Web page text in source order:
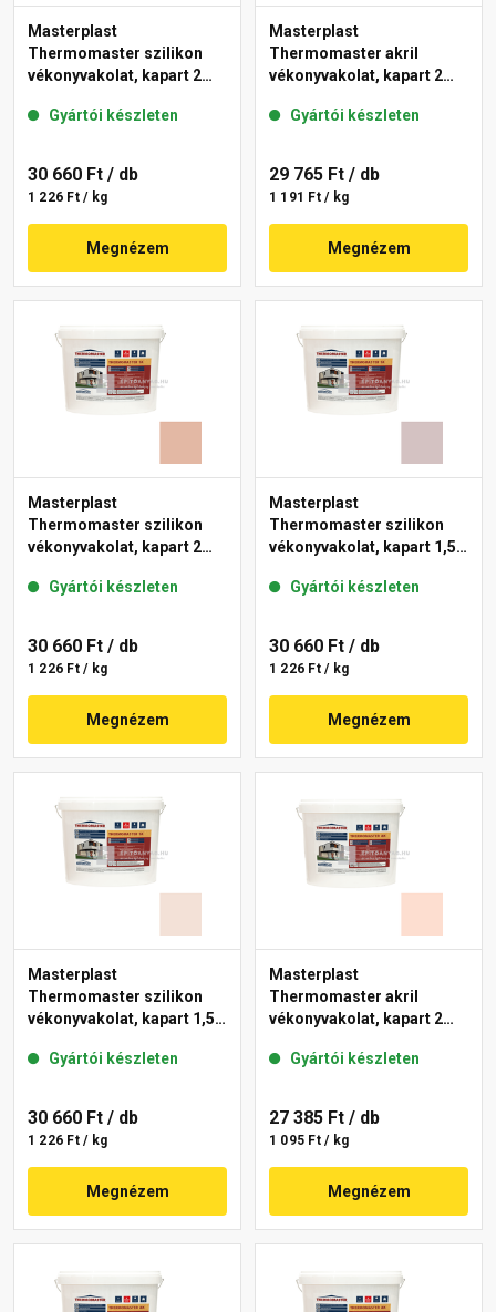
Masterplast
Thermomaster szilikon
vékonyvakolat, kapart 2
Gyártói készleten
30 660 Ft / db
1 226 Ft / kg
Megnézem
Masterplast
Thermomaster akril
vékonyvakolat, kapart 2
Gyártói készleten
29 765 Ft / db
1 191 Ft / kg
Megnézem
Masterplast
Thermomaster szilikon
vékonyvakolat, kapart 2
Gyártói készleten
30 660 Ft / db
1 226 Ft / kg
Megnézem
Masterplast
Thermomaster szilikon
vékonyvakolat, kapart 1,5
Gyártói készleten
30 660 Ft / db
1 226 Ft / kg
Megnézem
Masterplast
Thermomaster szilikon
vékonyvakolat, kapart 1,5
Gyártói készleten
30 660 Ft / db
1 226 Ft / kg
Megnézem
Masterplast
Thermomaster akril
vékonyvakolat, kapart 2
Gyártói készleten
27 385 Ft / db
1 095 Ft / kg
Megnézem